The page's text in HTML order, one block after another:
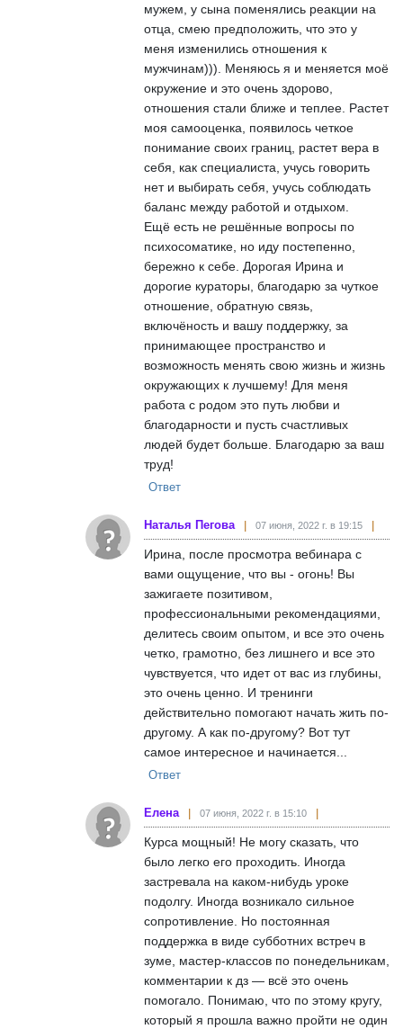
мужем, у сына поменялись реакции на
отца, смею предположить, что это у
меня изменились отношения к
мужчинам))). Меняюсь я и меняется моё
окружение и это очень здорово,
отношения стали ближе и теплее. Растет
моя самооценка, появилось четкое
понимание своих границ, растет вера в
себя, как специалиста, учусь говорить
нет и выбирать себя, учусь соблюдать
баланс между работой и отдыхом.
Ещё есть не решённые вопросы по
психосоматике, но иду постепенно,
бережно к себе. Дорогая Ирина и
дорогие кураторы, благодарю за чуткое
отношение, обратную связь,
включёность и вашу поддержку, за
принимающее пространство и
возможность менять свою жизнь и жизнь
окружающих к лучшему! Для меня
работа с родом это путь любви и
благодарности и пусть счастливых
людей будет больше. Благодарю за ваш
труд!
Ответ
Наталья Пегова 07 июня, 2022 г. в 19:15
Ирина, после просмотра вебинара с
вами ощущение, что вы - огонь! Вы
зажигаете позитивом,
профессиональными рекомендациями,
делитесь своим опытом, и все это очень
четко, грамотно, без лишнего и все это
чувствуется, что идет от вас из глубины,
это очень ценно. И тренинги
действительно помогают начать жить по-
другому. А как по-другому? Вот тут
самое интересное и начинается...
Ответ
Елена 07 июня, 2022 г. в 15:10
Курса мощный! Не могу сказать, что
было легко его проходить. Иногда
застревала на каком-нибудь уроке
подолгу. Иногда возникало сильное
сопротивление. Но постоянная
поддержка в виде субботних встреч в
зуме, мастер-классов по понедельникам,
комментарии к дз — всё это очень
помогало. Понимаю, что по этому кругу,
который я прошла важно пройти не один